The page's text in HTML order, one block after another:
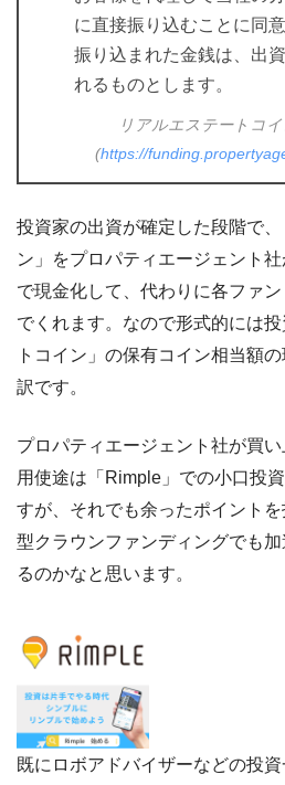
に直接振り込むことに同
振り込まれた金銭は、出
れるものとします。
リアルエステートコ
(https://
投資家の出資が確定した段階で
ン」をプロパティエージェント
で現金化して、代わりに各ファ
でくれます。なので形式的には
トコイン」の保有コイン相当額
訳です。
プロパティエージェント社が買
用使途は「Rimple」での小口投
すが、それでも余ったポイント
型クラウンファンディングでも
るのかなと思います。
既にロボアドバイザーなどの投